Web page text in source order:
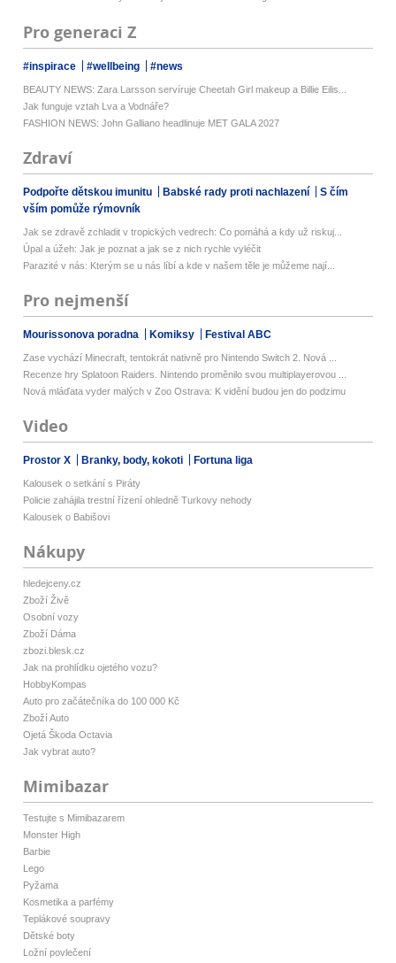
Pro generaci Z
#inspirace #wellbeing #news
BEAUTY NEWS: Zara Larsson servíruje Cheetah Girl makeup a Billie Eilis...
Jak funguje vztah Lva a Vodnáře?
FASHION NEWS: John Galliano headlinuje MET GALA 2027
Zdraví
Podpořte dětskou imunitu Babské rady proti nachlazení
S čím
vším pomůže rýmovník
Jak se zdravě zchladit v tropických vedrech: Co pomáhá a kdy už riskuj...
Úpal a úžeh: Jak je poznat a jak se z nich rychle vyléčit
Parazité v nás: Kterým se u nás líbí a kde v našem těle je můžeme nají...
Pro nejmenší
Mourissonova poradna Komiksy Festival ABC
Zase vychází Minecraft, tentokrát nativně pro Nintendo Switch 2. Nová ...
Recenze hry Splatoon Raiders. Nintendo proměnilo svou multiplayerovou ...
Nová mláďata vyder malých v Zoo Ostrava: K vidění budou jen do podzimu
Video
Prostor X Branky, body, kokoti Fortuna liga
Kalousek o setkání s Piráty
Policie zahájila trestní řízení ohledně Turkovy nehody
Kalousek o Babišovi
Nákupy
hledejceny.cz
Zboží Živě
Osobní vozy
Zboží Dáma
zbozi.blesk.cz
Jak na prohlídku ojetého vozu?
HobbyKompas
Auto pro začátečníka do 100 000 Kč
Zboží Auto
Ojetá Škoda Octavia
Jak vybrat auto?
Mimibazar
Testujte s Mimibazarem
Monster High
Barbie
Lego
Pyžama
Kosmetika a parfémy
Teplákové soupravy
Dětské boty
Ložní povlečení